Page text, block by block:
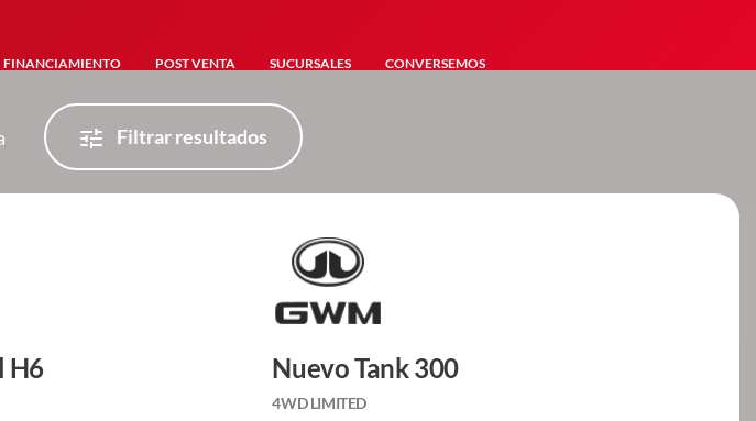
FINANCIAMIENTO POST VENTA SUCURSALES CONVERSEMOS
Filtrar resultados
H6 Nuevo Tank 300
4WD LIMITED